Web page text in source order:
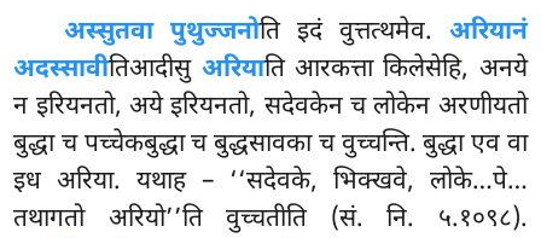
अस्सुतवा पुथुज्जनोति इदं वुत्तत्थमेव. अरियानं
अदस्सावीतिआदीसु अरियाति आरकत्ता किलेसेहि, अनये
न इरियनतो, अये इरियनतो, सदेवकेन च लोकेन अरणीयतो
बुद्धा च पच्चेकबुद्धा च बुद्धसावका च वुच्चन्ति. बुद्धा एव वा
इध अरिया. यथाह – ‘‘सदेवके, भिक्खवे, लोके…पे…
तथागतो अरियो’’ति वुच्चतीति (सं. नि. ५.१०९८).